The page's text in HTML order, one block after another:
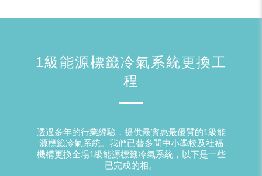
1級能源標籤冷氣系統更換工
程
透過多年的行業經驗，提供最實惠最優質的1級能
源標籤冷氣系統。我們已替多間中小學校及社福
機構更換全場1級能源標籤冷氣系統，以下是一些
已完成的相。